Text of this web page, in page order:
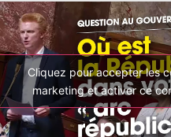
Cliquez pour accepter les
marketing et activer ce